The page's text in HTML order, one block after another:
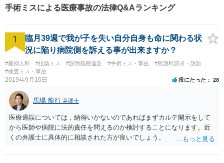
な経験があります。
手術ミスによる医療事故の法律Q&Aランキング
1
臨月39週で我が子を失い自分自身も命に関わる状
況に陥り病院側を訴える事が出来ますか？
#産婦人科 #投薬ミス #説明義務違反 #手術ミス・事故
#慰謝料請求・訴訟
#検査ミス・事故
2019年9月16日 役にたった 28
馬場 龍行 弁護士
医療過誤については，納得いかないのであればまずカルテ開示をして
から医師や病院に法的責任を問えるのか検討することになります。近
くの弁護士に具体的に相談された方が良いでしょう。